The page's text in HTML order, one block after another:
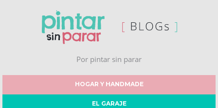
Por pintar sin parar
HOGAR Y HANDMADE
EL GARAJE